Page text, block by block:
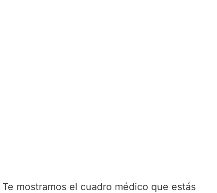
Te mostramos el cuadro médico que estás